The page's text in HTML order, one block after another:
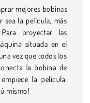
mejores bobinas
sea la película, más
proyectar las
situada en el
vez que todos los
la bobina de
la película.
mismo!